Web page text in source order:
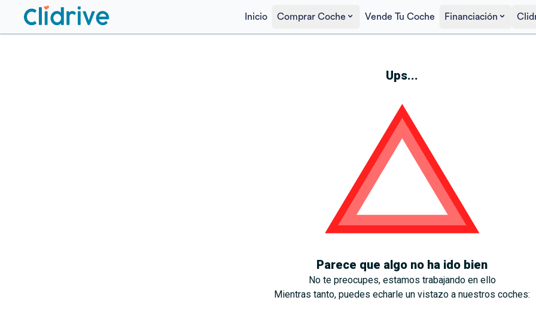
Inicio Comprar Coche Vende Tu Coche Financiación
Ups...
Parece que algo no ha ido bien
No te preocupes, estamos trabajando en ello
Mientras tanto, puedes echarle un vistazo a nuestros coches: